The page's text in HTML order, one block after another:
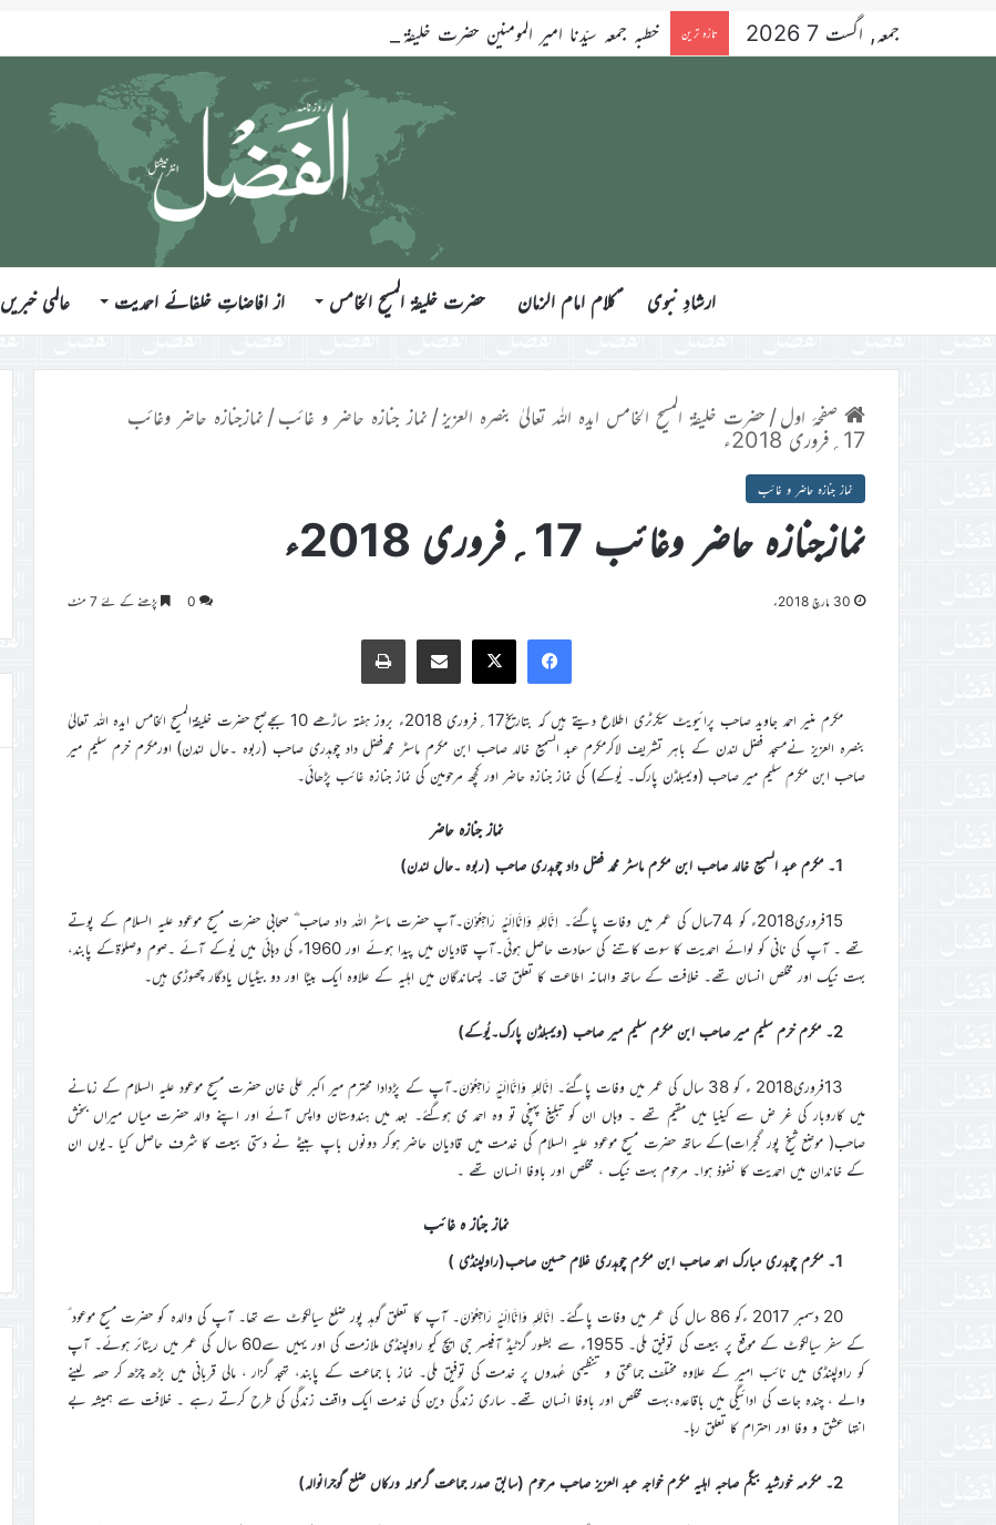
جمعہ, اگست 7 2026 تازہ ترین خطبہ جمعہ سیّدنا امیر المومنین حضرت خلیفۃ المسیح الخامس ایّدہ اللہ تعالیٰ بنصرہ العزیز فرمودہ 17؍جولائی 2026ء
ارشادِ نبوی ؑکلام امام الزمان حضرت خلیفۃ المسیح الخامس از افاضاتِ خلفائے احمدیت عالمی خبریں
صفحۂ اول/حضرت خلیفۃ المسیح الخامس ایدہ اللہ تعالیٰ بنصرہ العزیز/ نماز جنازہ حاضر و غائب/ نمازجنازہ حاضر وغائب
17؍فروری 2018ء
نماز جنازہ حاضر و غائب
نمازجنازہ حاضر وغائب 17؍فروری 2018ء
30 مارچ 2018ء 0 پڑھنے کے لئے 7 منٹ
Facebook
X
Share via Email
Print
مکرم منیر احمد جاوید صاحب پرائیویٹ سیکرٹری اطلاع دیتے ہیں کہ بتاریخ17؍فروری 2018ء بروز ہفتہ ساڑھے 10 بجےصبح حضرت خلیفۃالمسیح الخامس ایدہ اللہ تعالیٰ
بنصرہ العزیز نےمسجد فضل لندن کے باہر تشریف لاکرمکرم عبد السمیع خالد صاحب ابن مکرم ماسٹر محمدفضل داد چوہدری صاحب (ربوہ ۔حال لندن) اورمکرم خرم سلیم میر
صاحب ابن مکرم سلیم میر صاحب (ویمبلڈن پارک۔ یُوکے) کی نماز جنازہ حاضر اور کچھ مرحومین کی نماز جنازہ غائب پڑھائی۔
نماز جنازہ حاضر
1۔ مکرم عبد السمیع خالد صاحب ابن مکرم ماسٹر محمد فضل داد چوہدری صاحب (ربوہ ۔حال لندن)
15فروری2018ء کو 74سال کی عمر میں وفات پاگئے۔ اِنَّالِلہِ وَاِنَّااِلَیْہِ رَاجِعُوْنَ۔آپ حضرت ماسٹر اللہ داد صاحب ؓ صحابی حضرت مسیح موعود علیہ السلام کے پوتے
تھے ۔ آپ کی نانی کو لوائے احمدیت کا سوت کاتنے کی سعادت حاصل ہوئی۔آپ قادیان میں پیدا ہوئے اور 1960ء کی دہائی میں یُوکے آئے ۔صوم وصلوٰۃکے پابند،
بہت نیک اور مخلص انسان تھے۔ خلافت کے ساتھ والہانہ اطاعت کا تعلق تھا۔ پسماندگان میں اہلیہ کے علاوہ ایک بیٹا اور دو بیٹیاں یادگار چھوڑی ہیں۔
2۔ مکرم خرم سلیم میر صاحب ابن مکرم سلیم میر صاحب (ویمبلڈن پارک۔یُوکے)
13فروری2018 ء کو 38 سال کی عمر میں وفات پاگئے۔ اِنَّالِلہِ وَاِنَّااِلَیْہِ رَاجِعُوْنَ۔آپ کے پڑدادا محترم میر اکبر علی خان حضرت مسیح موعود علیہ السلام کے زمانے
میں کاروبار کی غر ض سے کینیا میں مقیم تھے ۔ وہاں ان کو تبلیغ پہنچی تو وہ احمد ی ہوگئے۔ بعد میں ہندوستان واپس آئے اور اپنے والد حضرت میاں میراں بخش
صاحب( موضع شیخ پور گجرات)کے ساتھ حضرت مسیح موعود علیہ السلام کی خدمت میں قادیان حاضر ہوکر دونوں باپ بیٹے نے دستی بیعت کا شرف حاصل کیا ۔یوں ان
کے خاندان میں احمدیت کا نفوذ ہوا۔ مرحوم بہت نیک ، مخلص اور باوفا انسان تھے ۔
نماز جناز ہ غائب
1۔ مکرم چوہدری مبارک احمد صاحب ابن مکرم چوہدری غلام حسین صاحب(راولپنڈی )
20 دسمبر 2017 ءکو 86 سال کی عمر میں وفات پاگئے۔ اِنَّالِلہِ وَاِنَّااِلَیْہِ رَاجِعُوْنَ۔ آپ کا تعلق گوہد پور ضلع سیالکوٹ سے تھا۔ آپ کی والدہ کو حضرت مسیح موعود ؑ
کے سفر سیالکوٹ کے موقع پر بیعت کی توفیق ملی۔ 1955ء سے بطور گزٹیڈ آفیسر جی ایچ کیو راولپنڈی ملازمت کی اور یہیں سے60 سال کی عمر میں ریٹائر ہوئے۔ آپ
کو راولپنڈی میں نائب امیر کے علاوہ مختلف جماعتی و تنظیمی عُہدوں پر خدمت کی توفیق ملی۔ نماز با جماعت کے پابند، تہجد گزار ، مالی قربانی میں بڑھ چڑھ کر حصہ لینے
والے ، چندہ جات کی ادائیگی میں باقاعدہ،بہت مخلص اور باوفا انسان تھے۔ ساری زندگی دین کی خدمت ایک واقف زندگی کی طرح کرتے رہے ۔ خلافت سے ہمیشہ بے
انتہا عشق و وفا اور احترام کا تعلق رہا۔
2۔ مکرمہ خورشید بیگم صاحبہ اہلیہ مکرم خواجہ عبد العزیز صاحب مرحوم (سابق صدر جماعت گرمولہ ورکاں ضلع گوجرانوالہ)